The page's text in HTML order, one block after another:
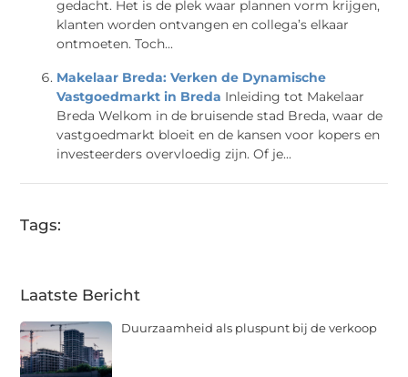
gedacht. Het is de plek waar plannen vorm krijgen,
klanten worden ontvangen en collega’s elkaar
ontmoeten. Toch...
Makelaar Breda: Verken de Dynamische
Vastgoedmarkt in Breda Inleiding tot Makelaar
Breda Welkom in de bruisende stad Breda, waar de
vastgoedmarkt bloeit en de kansen voor kopers en
investeerders overvloedig zijn. Of je...
Tags:
Laatste Bericht
Duurzaamheid als pluspunt bij de verkoop